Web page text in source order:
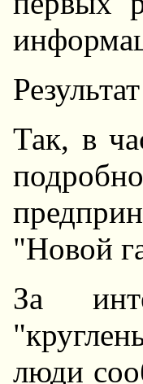
Так, в
"Hовой
За
люди